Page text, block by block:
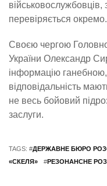
перевіряється окремо.
Своєю чергою
України Олександр
інформацію
відповідальність
не весь бойовий
заслуги.
TAGS: #ДЕРЖАВНЕ БЮРО
«СКЕЛЯ»
#РЕЗОНАНСНЕ